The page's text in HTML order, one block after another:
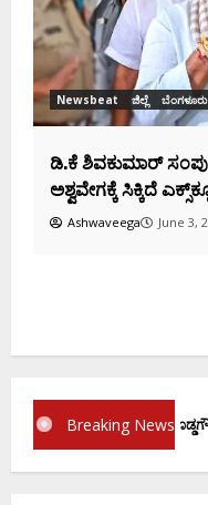
ಬೆಂಗಳೂರು ನಗರ ರಾಜಕೀಯ ರಾಜ್ಯ
ಸೇನೆ ʻಸಿದ್ದʼ..!
Breaking News
ಪ್ರಮಾಣ ವಚನಕ್ಕೂ ಮುನ್ನ